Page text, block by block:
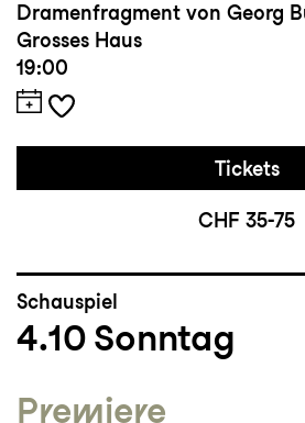
Dramenfragment von Georg
Grosses Haus
19:00
Tickets
CHF 35-75
Schauspiel
4.10 Sonntag
Premiere